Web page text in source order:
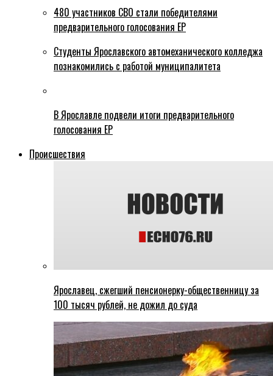
480 участников СВО стали победителями
предварительного голосования ЕР
Студенты Ярославского автомеханического колледжа
познакомились с работой муниципалитета
В Ярославле подвели итоги предварительного
голосования ЕР
Происшествия
Ярославец, сжегший пенсионерку-общественницу за
100 тысяч рублей, не дожил до суда